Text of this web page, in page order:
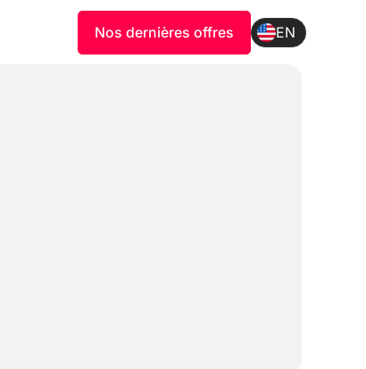
Nos dernières offres EN